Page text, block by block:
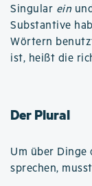
Singular ein
Substantive
Wörtern
ist, heißt die
Der Plural
Um über Dinge
sprechen,